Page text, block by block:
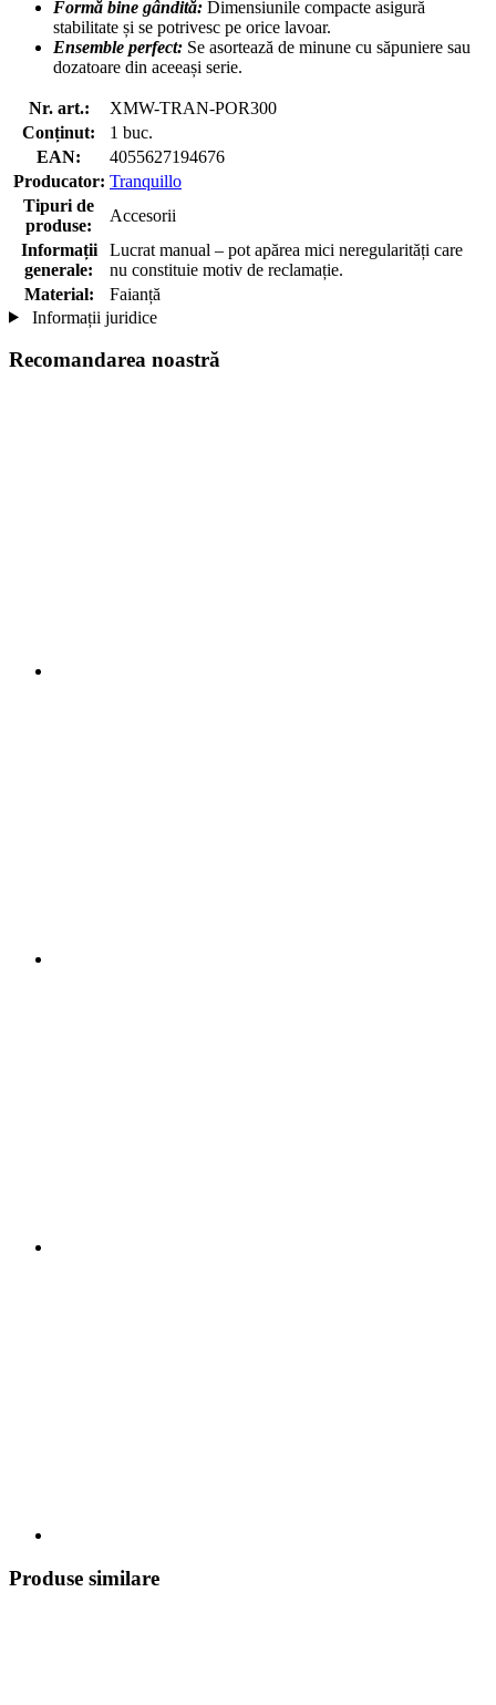
Formă bine gândită: Dimensiunile compacte asigură
stabilitate și se potrivesc pe orice lavoar.
Ensemble perfect: Se asortează de minune cu săpuniere sau
dozatoare din aceeași serie.
Nr. art.:
XMW-TRAN-POR300
Conținut:
1 buc.
EAN:
4055627194676
Producator: Tranquillo
Tipuri de
produse:
Accesorii
Informații
generale:
Lucrat manual – pot apărea mici neregularități care
nu constituie motiv de reclamație.
Material:
Faianță
Informații juridice
Recomandarea noastră
Produse similare